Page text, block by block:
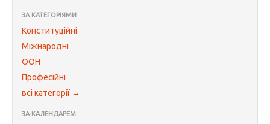
ЗА КАТЕГОРІЯМИ
Конституційні
Міжнародні
ООН
Професійні
всі категорії →
ЗА КАЛЕНДАРЕМ